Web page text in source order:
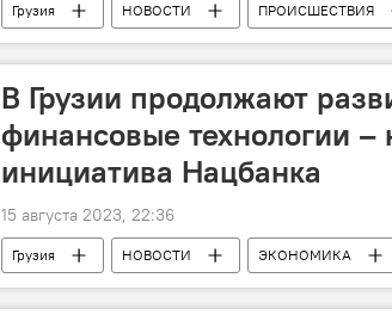
Грузия НОВОСТИ
ПРОИСШЕСТВИЯ
Служба по управлению чрезвычайными ситуациями
В Грузии продолжают
финансовые технологии –
инициатива Нацбанка
15 августа 2023, 22:36
Грузия НОВОСТИ ЭКОНОМИКА